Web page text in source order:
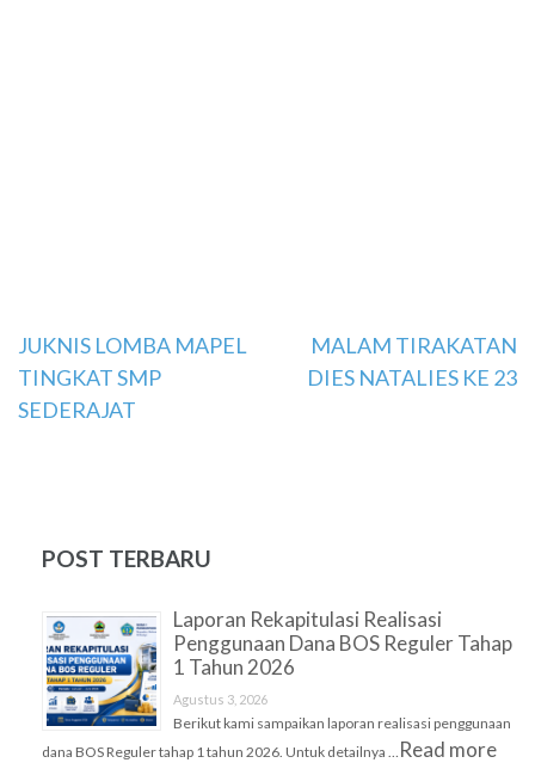
Navigasi
pos
JUKNIS LOMBA MAPEL
TINGKAT SMP
SEDERAJAT
MALAM TIRAKATAN
DIES NATALIES KE 23
POST TERBARU
Laporan Rekapitulasi Realisasi
Penggunaan Dana BOS Reguler Tahap
1 Tahun 2026
Agustus 3, 2026
Berikut kami sampaikan laporan realisasi penggunaan
dana BOS Reguler tahap 1 tahun 2026. Untuk detailnya …
Read more